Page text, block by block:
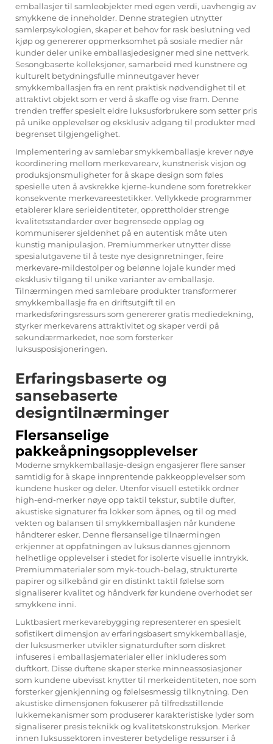
emballasjer til samleobjekter med egen verdi, uavhengig av
smykkene de inneholder. Denne strategien utnytter
samlerpsykologien, skaper et behov for rask beslutning ved
kjøp og genererer oppmerksomhet på sosiale medier når
kunder deler unike emballasjedesigner med sine nettverk.
Sesongbaserte kolleksjoner, samarbeid med kunstnere og
kulturelt betydningsfulle minneutgaver hever
smykkemballasjen fra en rent praktisk nødvendighet til et
attraktivt objekt som er verd å skaffe og vise fram. Denne
trenden treffer spesielt eldre luksusforbrukere som setter pris
på unike opplevelser og eksklusiv adgang til produkter med
begrenset tilgjengelighet.
Implementering av samlebar smykkemballasje krever nøye
koordinering mellom merkevarearv, kunstnerisk visjon og
produksjonsmuligheter for å skape design som føles
spesielle uten å avskrekke kjerne-kundene som foretrekker
konsekvente merkevareestetikker. Vellykkede programmer
etablerer klare serieidentiteter, opprettholder strenge
kvalitetsstandarder over begrensede opplag og
kommuniserer sjeldenhet på en autentisk måte uten
kunstig manipulasjon. Premiummerker utnytter disse
spesialutgavene til å teste nye designretninger, feire
merkevare-mildestolper og belønne lojale kunder med
eksklusiv tilgang til unike varianter av emballasje.
Tilnærmingen med samlebare produkter transformerer
smykkemballasje fra en driftsutgift til en
markedsføringsressurs som genererer gratis mediedekning,
styrker merkevarens attraktivitet og skaper verdi på
sekundærmarkedet, noe som forsterker
luksusposisjoneringen.
Erfaringsbaserte og
sansebaserte
designtilnærminger
Flersanselige
pakkeåpningsopplevelser
Moderne smykkemballasje-design engasjerer flere sanser
samtidig for å skape innprentende pakkeopplevelser som
kundene husker og deler. Utenfor visuell estetikk ordner
high-end-merker nøye opp taktil tekstur, subtile dufter,
akustiske signaturer fra lokker som åpnes, og til og med
vekten og balansen til smykkemballasjen når kundene
håndterer esker. Denne flersanselige tilnærmingen
erkjenner at oppfatningen av luksus dannes gjennom
helhetlige opplevelser i stedet for isolerte visuelle inntrykk.
Premiummaterialer som myk-touch-belag, strukturerte
papirer og silkebånd gir en distinkt taktil følelse som
signaliserer kvalitet og håndverk før kundene overhodet ser
smykkene inni.
Luktbasiert merkevarebygging representerer en spesielt
sofistikert dimensjon av erfaringsbasert smykkemballasje,
der luksusmerker utvikler signaturdufter som diskret
infuseres i emballasjematerialer eller inkluderes som
duftkort. Disse duftene skaper sterke minneassosiasjoner
som kundene ubevisst knytter til merkeidentiteten, noe som
forsterker gjenkjenning og følelsesmessig tilknytning. Den
akustiske dimensjonen fokuserer på tilfredsstillende
lukkemekanismer som produserer karakteristiske lyder som
signaliserer presis teknikk og kvalitetskonstruksjon. Merker
innen luksussektoren investerer betydelige ressurser i å